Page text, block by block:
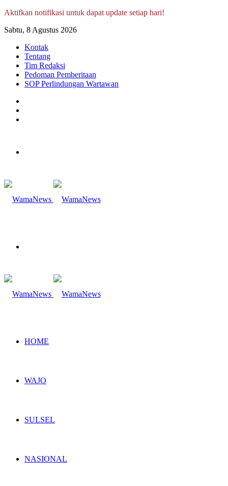
Aktifkan notifikasi untuk dapat update setiap hari!
Sabtu, 8 Agustus 2026
Kontak
Tentang
Tim Redaksi
Pedoman Pemberitaan
SOP Perlindungan Wartawan
HOME
WAJO
SULSEL
NASIONAL